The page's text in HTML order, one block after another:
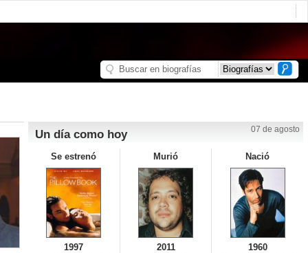
Un día como hoy 07 de agosto
Se estrenó
1997
Murió
2011
Nació
1960